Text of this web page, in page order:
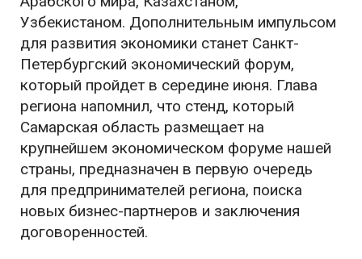
Узбекистаном. Дополнительным импульсом
для развития экономики станет Санкт-
Петербургский экономический форум,
который пройдет в середине июня. Глава
региона напомнил, что стенд, который
Самарская область размещает на
крупнейшем экономическом форуме нашей
страны, предназначен в первую очередь
для предпринимателей региона, поиска
новых бизнес-партнеров и заключения
договоренностей.